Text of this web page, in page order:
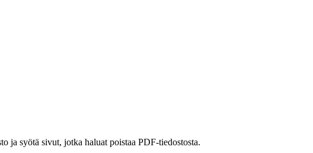
ja syötä sivut, jotka haluat poistaa PDF-tiedostosta.